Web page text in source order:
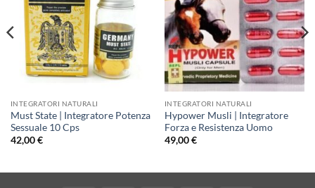
INTEGRATORI NATURALI
Must State | Integratore Potenza
Sessuale 10 Cps
42,00€
INTEGRATORI NATURALI
Hypower Musli | Integratore
Forza e Resistenza Uomo
49,00€